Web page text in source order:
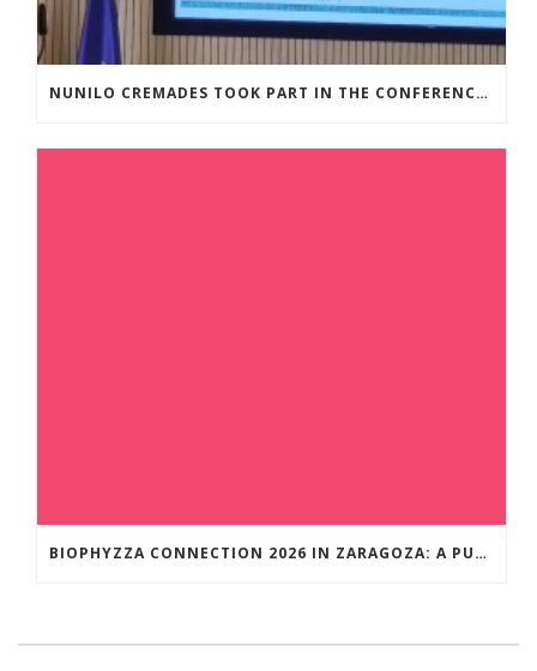
NUNILO CREMADES TOOK PART IN THE CONFERENCE ENTITLED UNDERSTANDING PARKINSON’S. ADVANCES AND NEW PERSPECTIVES’.
BIOPHYZZA CONNECTION 2026 IN ZARAGOZA: A PUBLIC OUTREACH EVENT ON 26 MARCH WHERE SCIENCE AND PIZZA COME TOGETHER.